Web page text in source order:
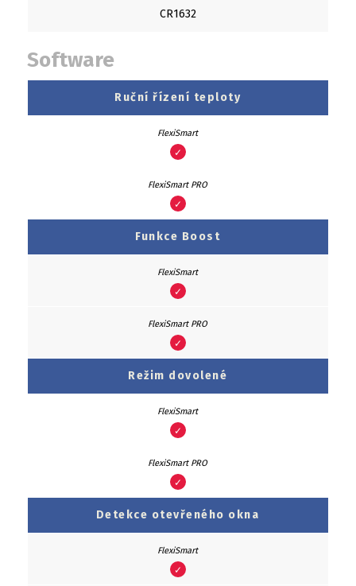
CR1632
Software
Ruční řízení teploty
✓
✓
Funkce Boost
✓
✓
Režim dovolené
✓
✓
Detekce otevřeného okna
✓